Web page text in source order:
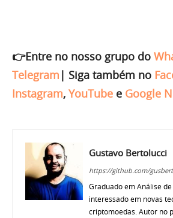
👉Entre no nosso grupo do
Telegram | Siga também no
Instagram, YouTube e Google
Gustavo Bertolucci
https://github.com/
Graduado em Análise de
interessado em novas
criptomoedas. Autor no